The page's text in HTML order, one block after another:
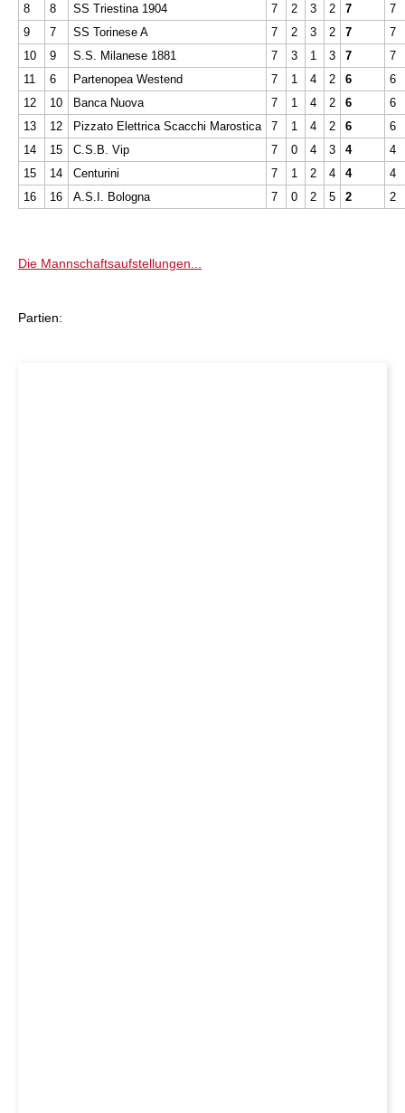
8
8 SS Triestina 1904 7 2 3 2 7
7
9
7 SS Torinese A 7 2 3 2 7
7
10
9 S.S. Milanese 1881 7 3 1 3 7
7
11
6 Partenopea Westend 7 1 4 2 6
6
12
10 Banca Nuova 7 1 4 2 6
6
13
12 Pizzato Elettrica Scacchi Marostica 7 1 4 2 6
6
14
15 C.S.B. Vip 7 0 4 3 4
4
15
14 Centurini 7 1 2 4 4
4
16
16 A.S.I. Bologna 7 0 2 5 2 2
Die Mannschaftsaufstellungen...
Partien: